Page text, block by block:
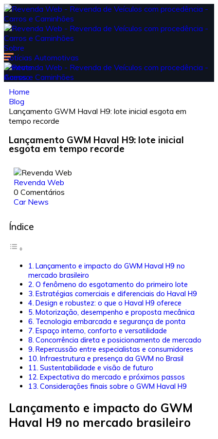
Sobre
Notícias Automotivas
Contato
Acesso
Home
Blog
Lançamento GWM Haval H9: lote inicial esgota em
tempo recorde
Lançamento GWM Haval H9: lote inicial
esgota em tempo recorde
Revenda Web
0 Comentários
Car News
Índice
Lançamento e impacto do GWM Haval H9 no
mercado brasileiro
O fenômeno do esgotamento do primeiro lote
Estratégias comerciais e diferenciais do Haval H9
Design e robustez: o que o Haval H9 oferece
Motorização, desempenho e proposta mecânica
Tecnologia embarcada e segurança de ponta
Espaço interno, conforto e versatilidade
Concorrência direta e posicionamento de mercado
Repercussão entre especialistas e consumidores
Infraestrutura e presença da GWM no Brasil
Sustentabilidade e visão de futuro
Expectativa do mercado e próximos passos
Considerações finais sobre o GWM Haval H9
Lançamento e impacto do GWM
Haval H9 no mercado brasileiro